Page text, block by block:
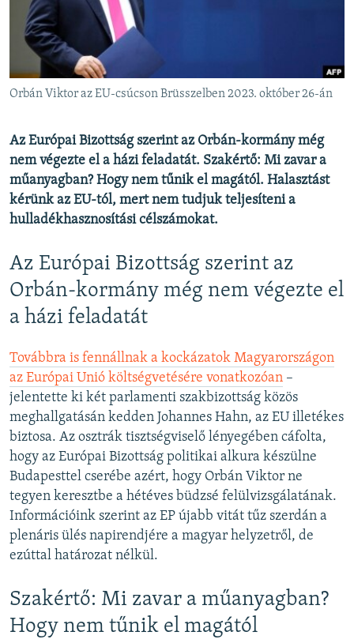
VILÁG
KLÍMAVÁLTOZÁS
A MÚLT TANULSÁGAI
Valamennyi RFE/RL weboldal
Orbán Viktor az EU-csúcson Brüsszelben 2023. október 26-án
Az Európai Bizottság szerint az Orbán-kormány még
nem végezte el a házi feladatát. Szakértő: Mi zavar a
műanyagban? Hogy nem tűnik el magától. Halasztást
kérünk az EU-tól, mert nem tudjuk teljesíteni a
hulladékhasznosítási célszámokat.
Az Európai Bizottság szerint az
Orbán-kormány még nem végezte el
a házi feladatát
Továbbra is fennállnak a kockázatok Magyarországon
az Európai Unió költségvetésére vonatkozóan –
jelentette ki két parlamenti szakbizottság közös
meghallgatásán kedden Johannes Hahn, az EU illetékes
biztosa. Az osztrák tisztségviselő lényegében cáfolta,
hogy az Európai Bizottság politikai alkura készülne
Budapesttel cserébe azért, hogy Orbán Viktor ne
tegyen keresztbe a hétéves büdzsé felülvizsgálatának.
Információink szerint az EP újabb vitát tűz szerdán a
plenáris ülés napirendjére a magyar helyzetről, de
ezúttal határozat nélkül.
Szakértő: Mi zavar a műanyagban?
Hogy nem tűnik el magától